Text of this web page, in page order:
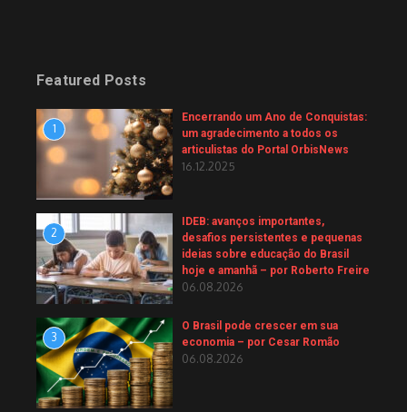
Featured Posts
1
Encerrando um Ano de Conquistas:
um agradecimento a todos os
articulistas do Portal OrbisNews
16.12.2025
2
IDEB: avanços importantes,
desafios persistentes e pequenas
ideias sobre educação do Brasil
hoje e amanhã – por Roberto Freire
06.08.2026
3
O Brasil pode crescer em sua
economia – por Cesar Romão
06.08.2026